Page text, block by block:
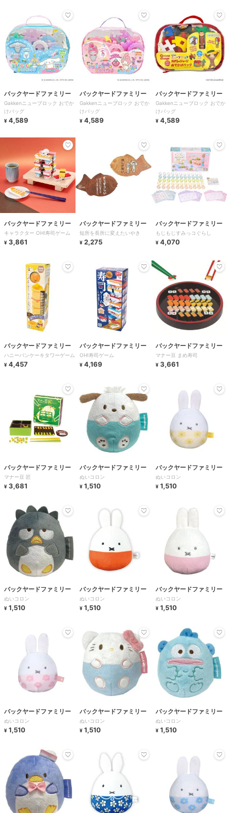
バックヤードファミリー
Gakkenニューブロック おでか
けバッグ
¥ 4,589
バックヤードファミリー
Gakkenニューブロック おでか
けバッグ
¥ 4,589
バックヤードファミリー
Gakkenニューブロック おでか
けバッグ
¥ 4,589
バックヤードファミリー
キャラクター OH!寿司ゲーム
¥ 3,861
バックヤードファミリー
短所を長所に変えたいやき
¥ 2,275
バックヤードファミリー
もじもじすみっコぐらし
¥ 4,070
バックヤードファミリー
ハニーパンケーキタワーゲーム
¥ 4,457
バックヤードファミリー
OH!寿司ゲーム
¥ 4,169
バックヤードファミリー
マナー豆 まめ寿司
¥ 3,661
バックヤードファミリー
マナー豆 匠
¥ 3,681
バックヤードファミリー
ぬいコロン
¥ 1,510
バックヤードファミリー
ぬいコロン
¥ 1,510
バックヤードファミリー
ぬいコロン
¥ 1,510
バックヤードファミリー
ぬいコロン
¥ 1,510
バックヤードファミリー
ぬいコロン
¥ 1,510
バックヤードファミリー
ぬいコロン
¥ 1,510
バックヤードファミリー
ぬいコロン
¥ 1,510
バックヤードファミリー
ぬいコロン
¥ 1,510